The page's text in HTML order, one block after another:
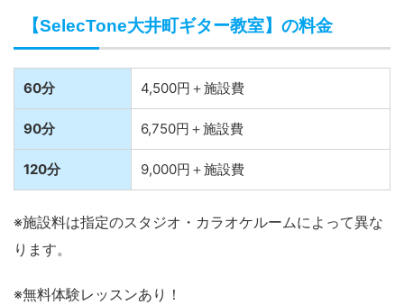
【SelecTone大井町ギター教室】の料金
60分 4,500円＋施設費
90分 6,750円＋施設費
120分 9,000円＋施設費
※施設料は指定のスタジオ・カラオケルームによって異な
ります。
※無料体験レッスンあり！